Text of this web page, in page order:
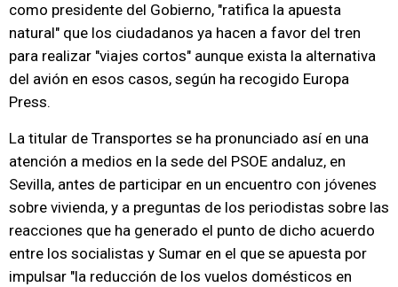
como presidente del Gobierno, "ratifica la apuesta
natural" que los ciudadanos ya hacen a favor del tren
para realizar "viajes cortos" aunque exista la alternativa
del avión en esos casos, según ha recogido Europa
Press.
La titular de Transportes se ha pronunciado así en una
atención a medios en la sede del PSOE andaluz, en
Sevilla, antes de participar en un encuentro con jóvenes
sobre vivienda, y a preguntas de los periodistas sobre las
reacciones que ha generado el punto de dicho acuerdo
entre los socialistas y Sumar en el que se apuesta por
impulsar "la reducción de los vuelos domésticos en